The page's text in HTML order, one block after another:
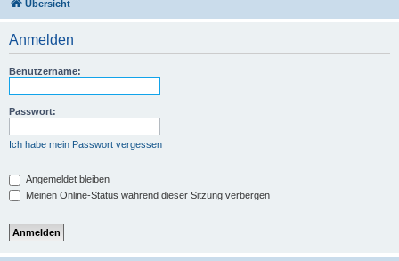
Übersicht
Anmelden
Benutzername:
Passwort:
Ich habe mein Passwort vergessen
Angemeldet bleiben
Meinen Online-Status während dieser Sitzung verbergen